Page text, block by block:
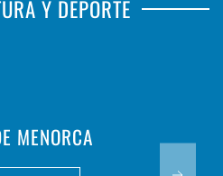
Y DEPORTE
MENORCA